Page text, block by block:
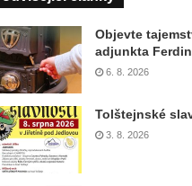
Objevte
adjunkta
6. 8. 2026
Tolštejnské
3. 8. 2026